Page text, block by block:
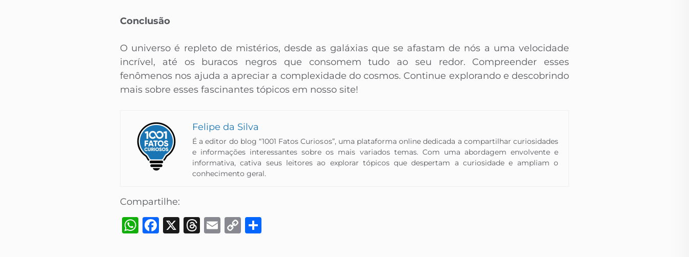
Conclusão
O universo é repleto de mistérios, desde as galáxias que se afastam de nós a uma velocidade
incrível, até os buracos negros que consomem tudo ao seu redor. Compreender esses
fenômenos nos ajuda a apreciar a complexidade do cosmos. Continue explorando e descobrindo
mais sobre esses fascinantes tópicos em nosso site!
Felipe da Silva
É a editor do blog “1001 Fatos Curiosos”, uma plataforma online dedicada a compartilhar curiosidades
e informações interessantes sobre os mais variados temas. Com uma abordagem envolvente e
informativa, cativa seus leitores ao explorar tópicos que despertam a curiosidade e ampliam o
conhecimento geral.​
Compartilhe:
WhatsApp
Facebook
X Threads
Email
Copy